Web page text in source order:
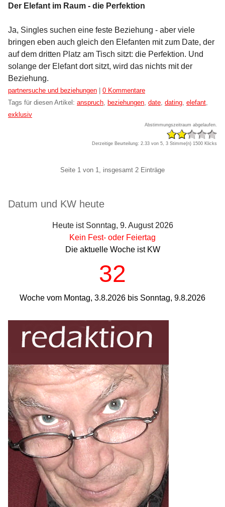
Der Elefant im Raum - die Perfektion
Ja, Singles suchen eine feste Beziehung - aber viele
bringen eben auch gleich den Elefanten mit zum Date, der
auf dem dritten Platz am Tisch sitzt: die Perfektion. Und
solange der Elefant dort sitzt, wird das nichts mit der
Beziehung.
Kategorien:
partnersuche und beziehungen | 0 Kommentare
Tags für diesen Artikel: anspruch beziehungen date dating elefant
exklusiv
Abstimmungszeitraum abgelaufen.
Derzeitige Beurteilung: 2.33 von 5, 3 Stimme(n) 1500 Klicks
Seite 1 von 1, insgesamt 2 Einträge
Seitenleiste
Datum und KW heute
Heute ist Sonntag, 9. August 2026
Kein Fest- oder Feiertag
Die aktuelle Woche ist KW
32
Woche vom Montag, 3.8.2026 bis Sonntag, 9.8.2026